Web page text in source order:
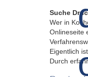
Suche
Wer in
Onlineseite
Eigentlich
Durch